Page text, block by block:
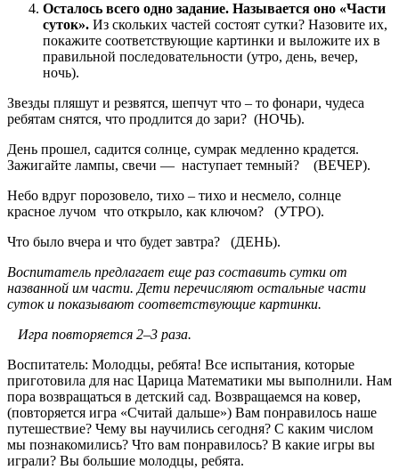
Осталось всего одно задание. Называется оно «Части
суток». Из скольких частей состоят сутки? Назовите их,
покажите соответствующие картинки и выложите их в
правильной последовательности (утро, день, вечер,
ночь).
Звезды пляшут и резвятся, шепчут что – то фонари, чудеса
ребятам снятся, что продлится до зари? (НОЧЬ).
День прошел, садится солнце, сумрак медленно крадется.
Зажигайте лампы, свечи — наступает темный? (ВЕЧЕР).
Небо вдруг порозовело, тихо – тихо и несмело, солнце
красное лучом что открыло, как ключом? (УТРО).
Что было вчера и что будет завтра? (ДЕНЬ).
Воспитатель предлагает еще раз составить сутки от
названной им части. Дети перечисляют остальные части
суток и показывают соответствующие картинки.
Игра повторяется 2–3 раза.
Воспитатель: Молодцы, ребята! Все испытания, которые
приготовила для нас Царица Математики мы выполнили. Нам
пора возвращаться в детский сад. Возвращаемся на ковер,
(повторяется игра «Считай дальше») Вам понравилось наше
путешествие? Чему вы научились сегодня? С каким числом
мы познакомились? Что вам понравилось? В какие игры вы
играли? Вы большие молодцы, ребята.